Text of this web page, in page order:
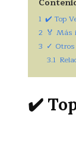
1 ✔️ Top
2 🏅 Más
3 ✓ Otros
3.1
✔️